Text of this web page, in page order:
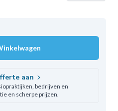
aan
bedrijven en
en scherpe prijzen.